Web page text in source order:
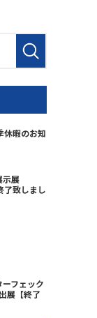
暇のお知
示展
了致しまし
ーフェック
展【終了